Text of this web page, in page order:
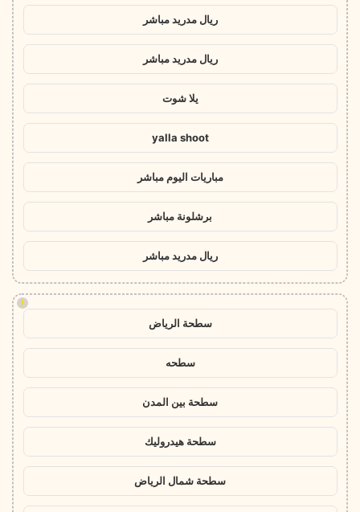
ريال مدريد مباشر
ريال مدريد مباشر
يلا شوت
yalla shoot
مباريات اليوم مباشر
برشلونة مباشر
ريال مدريد مباشر
!
سطحة الرياض
سطحه
سطحة بين المدن
سطحة هيدروليك
سطحة شمال الرياض